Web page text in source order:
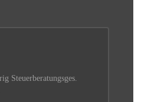
Steuerberatungsges.